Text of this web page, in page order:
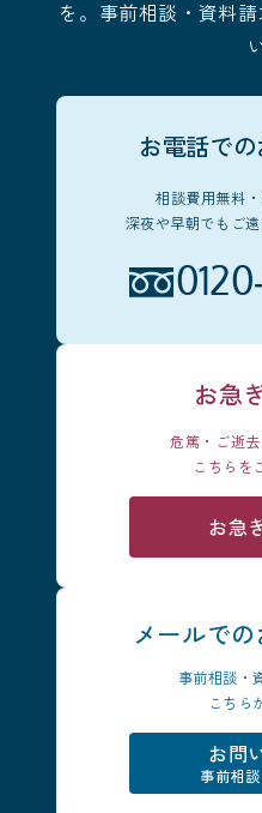
を。事前相談・資料
お電話で
相談費用無料
深夜や早朝でもご
お急
危篤・ご逝
こちらを
お急
メールでの
事前相談・
こちら
お問
事前相